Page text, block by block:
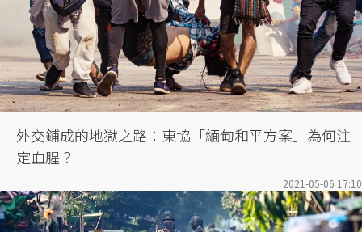
外交鋪成的地獄之路：東協「緬甸和平方案」為何注
定血腥？
2021-05-06 17:10